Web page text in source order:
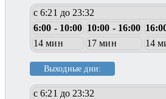
с 6:21 до 23:32
6:00 - 10:00 10:00 - 16:00
14 мин
17 мин 14
Выходные дни:
с 6:21 до 23:32